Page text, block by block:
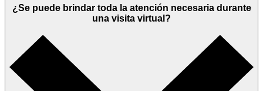
¿Se puede brindar toda la atención necesaria durante
una visita virtual?